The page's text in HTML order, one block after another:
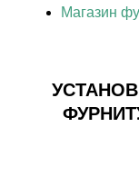
Магазин